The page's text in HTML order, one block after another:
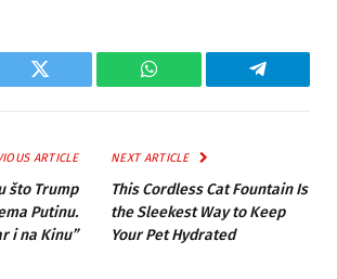
Twitter WhatsApp Telegram
ARTICLE
što Trump
Putinu.
i na Kinu”
NEXT ARTICLE
This Cordless Cat Fountain Is
the Sleekest Way to Keep
Your Pet Hydrated